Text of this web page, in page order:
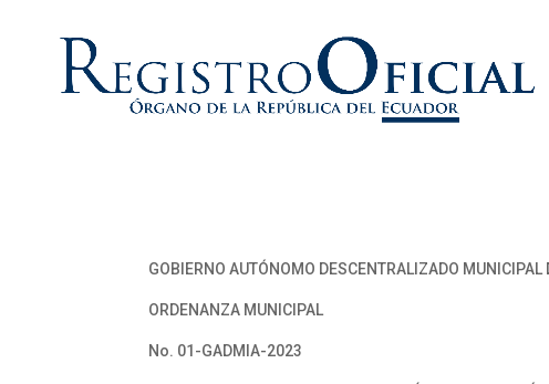
GOBIERNO AUTÓNOMO DESCENTRALIZADO MUNICIPAL
ORDENANZA MUNICIPAL
No. 01-GADMIA-2023